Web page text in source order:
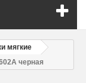
мягкие
черная